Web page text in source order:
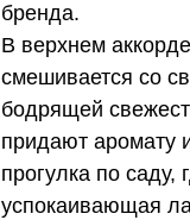
бренда.
В верхнем
смешивается со
бодрящей
придают аромату
прогулка по
успокаивающая